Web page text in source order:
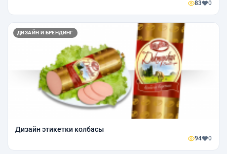
83 0
ДИЗАЙН И БРЕНДИНГ
Дизайн этикетки колбасы
94 0